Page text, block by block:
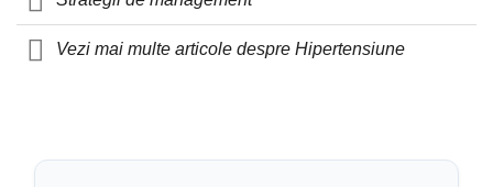
Vezi mai multe articole despre Hipertensiune